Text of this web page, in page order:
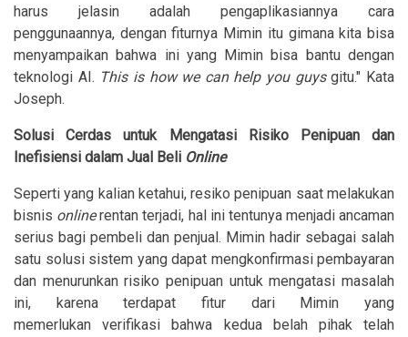
harus jelasin adalah pengaplikasiannya cara
penggunaannya, dengan fiturnya Mimin itu gimana kita bisa
menyampaikan bahwa ini yang Mimin bisa bantu dengan
teknologi AI. This is how we can help you guysgitu." Kata
Joseph.
Solusi Cerdas untuk Mengatasi Risiko Penipuan dan
Inefisiensi dalam Jual Beli Online
Seperti yang kalian ketahui, resiko penipuan saat melakukan
bisnis onlinerentan terjadi, hal ini tentunya menjadi ancaman
serius bagi pembeli dan penjual. Mimin hadir sebagai salah
satu solusi sistem yang dapat mengkonfirmasi pembayaran
dan menurunkan risiko penipuan untuk mengatasi masalah
ini, karena terdapat fitur dari Mimin yang
memerlukan verifikasi bahwa kedua belah pihak telah